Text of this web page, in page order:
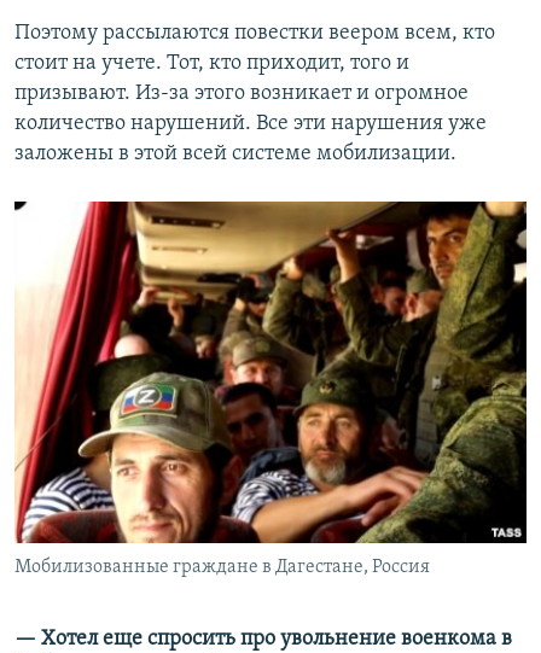
Поэтому рассылаются повестки веером всем, кто
стоит на учете. Тот, кто приходит, того и
призывают. Из-за этого возникает и огромное
количество нарушений. Все эти нарушения уже
заложены в этой всей системе мобилизации.
Мобилизованные граждане в Дагестане, Россия
— Хотел еще спросить про увольнение военкома в